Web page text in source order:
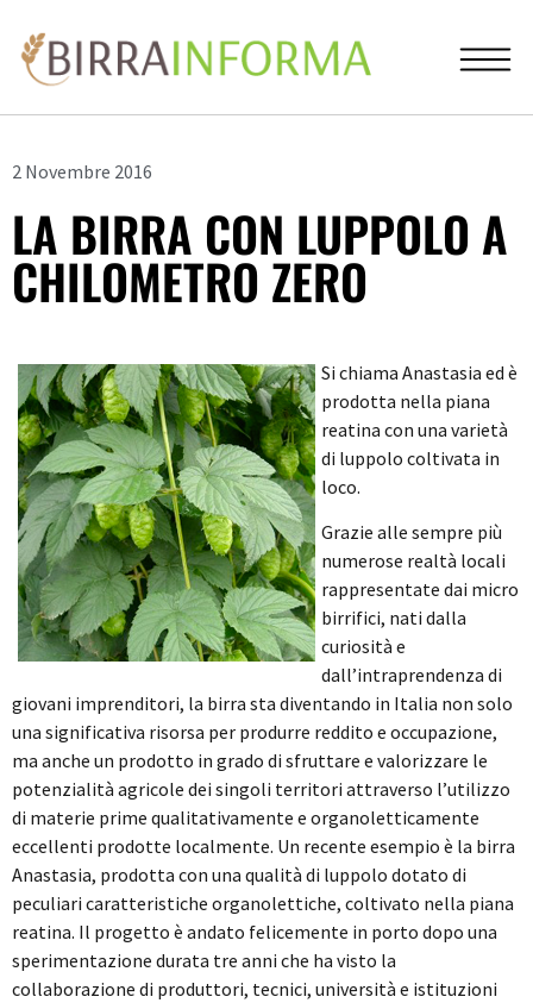
2 Novembre 2016
LA BIRRA CON LUPPOLO A
CHILOMETRO ZERO
Si chiama Anastasia ed è
prodotta nella piana
reatina con una varietà
di luppolo coltivata in
loco.
Grazie alle sempre più
numerose realtà locali
rappresentate dai micro
birrifici, nati dalla
curiosità e
dall’intraprendenza di
giovani imprenditori, la birra sta diventando in Italia non solo
una significativa risorsa per produrre reddito e occupazione,
ma anche un prodotto in grado di sfruttare e valorizzare le
potenzialità agricole dei singoli territori attraverso l’utilizzo
di materie prime qualitativamente e organoletticamente
eccellenti prodotte localmente. Un recente esempio è la birra
Anastasia, prodotta con una qualità di luppolo dotato di
peculiari caratteristiche organolettiche, coltivato nella piana
reatina. Il progetto è andato felicemente in porto dopo una
sperimentazione durata tre anni che ha visto la
collaborazione di produttori, tecnici, università e istituzioni